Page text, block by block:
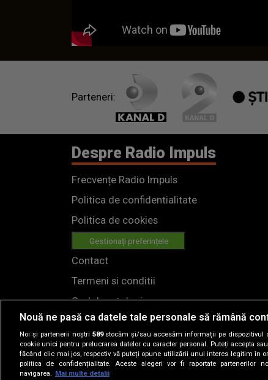
Parteneri:
Despre Radio Impuls
Frecvențe Radio Impuls
Politica de confidentialitate
Politica de cookies
Gestionați preferințele
Contact
Termeni si conditii
Cod deontologic
Regulamente
Nouă ne pasă ca datele tale personale să rămână
Noi și partenerii noștri 589stocăm și/sau accesăm informații pe dispozitivul
cookie unici pentru prelucrarea datelor cu caracter personal. Puteți accepta
făcând clic mai jos, respectiv vă puteți opune utilizării unui interes legitim în
politica de confidențialitate. Aceste alegeri vor fi raportate partenerilor
navigarea.
Mai multe detalii